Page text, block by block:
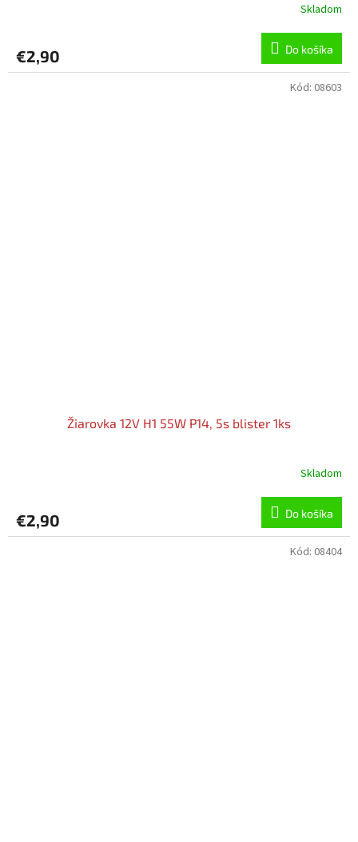
Skladom
€2,90 Do košíka
Žiarovka 12V H1 55W P14, 5s blister 1ks
Skladom
€2,90 Do košíka
Kód: 08603
Kód: 08404